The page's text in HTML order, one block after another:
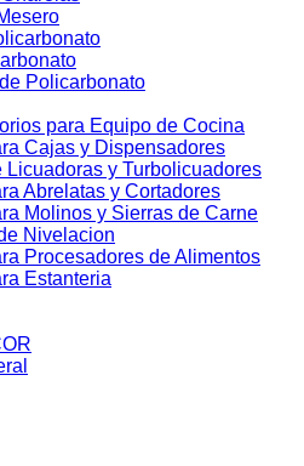
Policarbonato
para Equipo de Cocina
Cajas y Dispensadores
Licuadoras y Turbolicuadores
Abrelatas y Cortadores
Molinos y Sierras de Carne
Nivelacion
Procesadores de Alimentos
Estanteria